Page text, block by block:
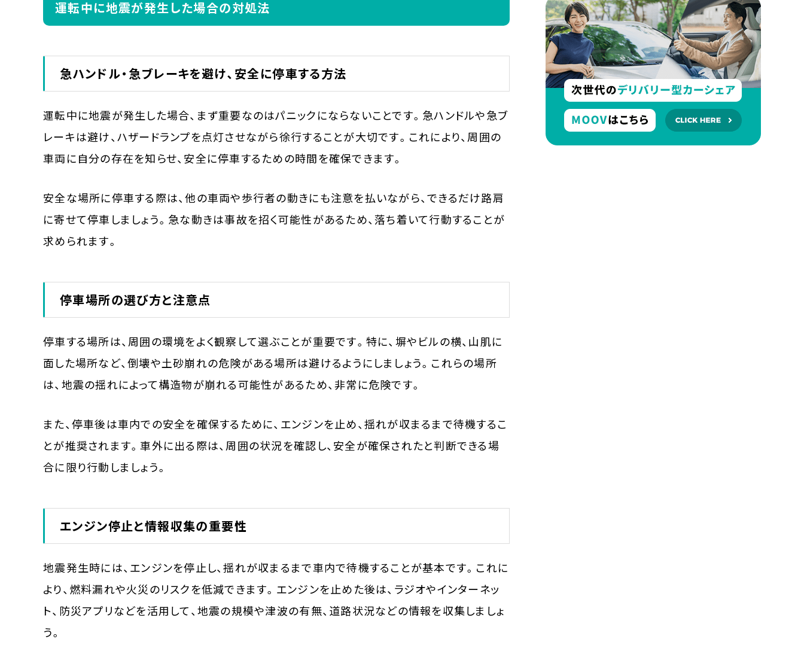
運転中に地震が発生した場合の対処法
急ハンドル・急ブレーキを避け、安全に停車する方法
運転中に地震が発生した場合、まず重要なのはパニックにならないことです。急ハンドルや急ブ
レーキは避け、ハザードランプを点灯させながら徐行することが大切です。これにより、周囲の
車両に自分の存在を知らせ、安全に停車するための時間を確保できます。
安全な場所に停車する際は、他の車両や歩行者の動きにも注意を払いながら、できるだけ路肩
に寄せて停車しましょう。急な動きは事故を招く可能性があるため、落ち着いて行動することが
求められます。
停車場所の選び方と注意点
停車する場所は、周囲の環境をよく観察して選ぶことが重要です。特に、塀やビルの横、山肌に
面した場所など、倒壊や土砂崩れの危険がある場所は避けるようにしましょう。これらの場所
は、地震の揺れによって構造物が崩れる可能性があるため、非常に危険です。
また、停車後は車内での安全を確保するために、エンジンを止め、揺れが収まるまで待機するこ
とが推奨されます。車外に出る際は、周囲の状況を確認し、安全が確保されたと判断できる場
合に限り行動しましょう。
エンジン停止と情報収集の重要性
地震発生時には、エンジンを停止し、揺れが収まるまで車内で待機することが基本です。これに
より、燃料漏れや火災のリスクを低減できます。エンジンを止めた後は、ラジオやインターネッ
ト、防災アプリなどを活用して、地震の規模や津波の有無、道路状況などの情報を収集しましょ
う。